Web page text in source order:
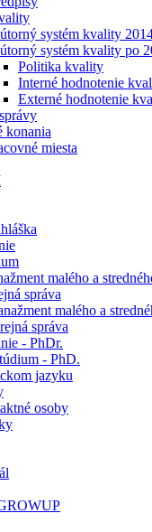
systém kvality
systém kvality po
Politika kvality
Interné hodnotenie
Externé hodnotenie
konania
miesta
malého a
správa
malého a
správa
- PhDr.
- PhD.
jazyku
osoby